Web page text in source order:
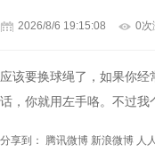
2026/8/6 19:15:08 0次
应该要换球绳了，如果你
话，你就用左手咯。不过
分享到： 腾讯微博 新浪微博 人